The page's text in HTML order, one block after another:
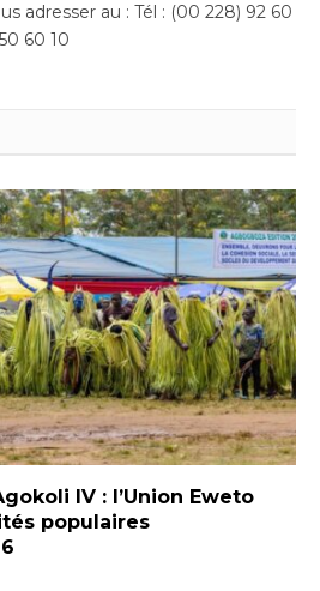
adresser au : Tél : (00 228) 92 60
60 10
IV : l’Union Eweto
populaires